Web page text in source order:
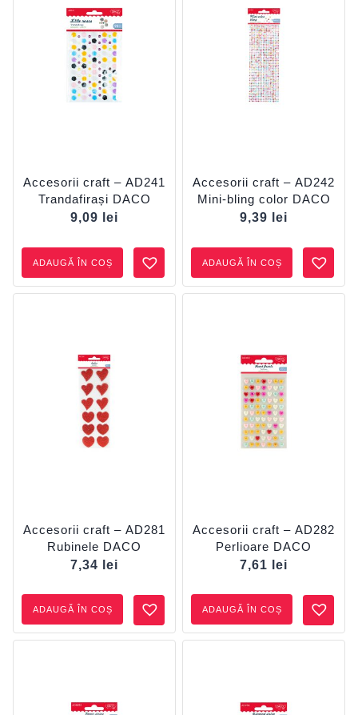
Accesorii craft – AD241
Trandafirași DACO
9,09
lei
ADAUGĂ ÎN COȘ
Accesorii craft – AD242
Mini-bling color DACO
9,39
lei
ADAUGĂ ÎN COȘ
Accesorii craft – AD281
Rubinele DACO
7,34
lei
ADAUGĂ ÎN COȘ
Accesorii craft – AD282
Perlioare DACO
7,61
lei
ADAUGĂ ÎN COȘ